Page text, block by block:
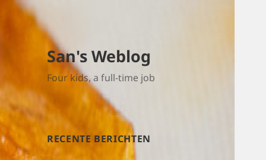
San's Weblog
Four kids, a full-time job
RECENTE BERICHTEN